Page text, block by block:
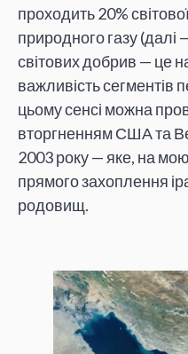
проходить 20%
природного газу
світових добрив — це
важливість сегментів
цьому сенсі можна
вторгненням США та
2003 року — яке, на
прямого захоплення
родовищ.